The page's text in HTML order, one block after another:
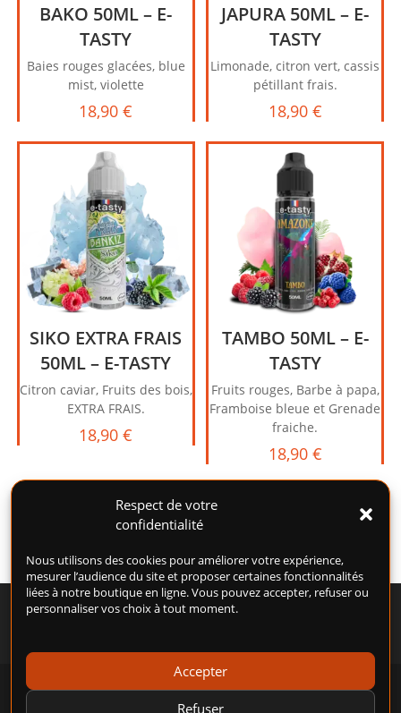
Respect de votre
confidentialité
Nous utilisons des cookies pour améliorer votre expérience,
mesurer l’audience du site et proposer certaines fonctionnalités
liées à notre boutique en ligne. Vous pouvez accepter, refuser ou
personnaliser vos choix à tout moment.
Accepter
Refuser
BAKO 50ML – E-
TASTY
Baies rouges glacées, blue
mist, violette
18,90€
JAPURA 50ML – E-
TASTY
Limonade, citron vert, cassis
pétillant frais.
18,90 €
SIKO EXTRA FRAIS
50ML – E-TASTY
Citron caviar, Fruits des bois,
EXTRA FRAIS.
18,90€
TAMBO 50ML – E-
TASTY
Fruits rouges, Barbe à papa,
Framboise bleue et Grenade
fraiche.
18,90 €
POLITIQUE DE COOKIES (UE)
CONDITIONS GÉNÉRALES D’UTILISATION (CGU)